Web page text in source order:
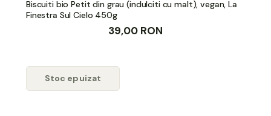
Biscuiti bio Petit din grau (indulciti cu malt), vegan, La
Finestra Sul Cielo 450g
39,00 RON
Stoc epuizat